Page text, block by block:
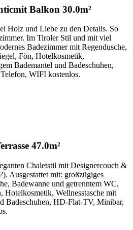
mit Balkon 30.0m²
Holz und Liebe zu den Details. So
Im Tiroler Stil und mit viel
Badezimmer mit Regendusche,
Fön, Hotelkosmetik,
Bademantel und Badeschuhen,
WIFI kostenlos.
47.0m²
Chaletstil mit Designercouch &
Ausgestattet mit: großzügiges
Badewanne und getrenntem WC,
Hotelkosmetik, Wellnesstasche mit
Badeschuhen, HD-Flat-TV, Minibar,